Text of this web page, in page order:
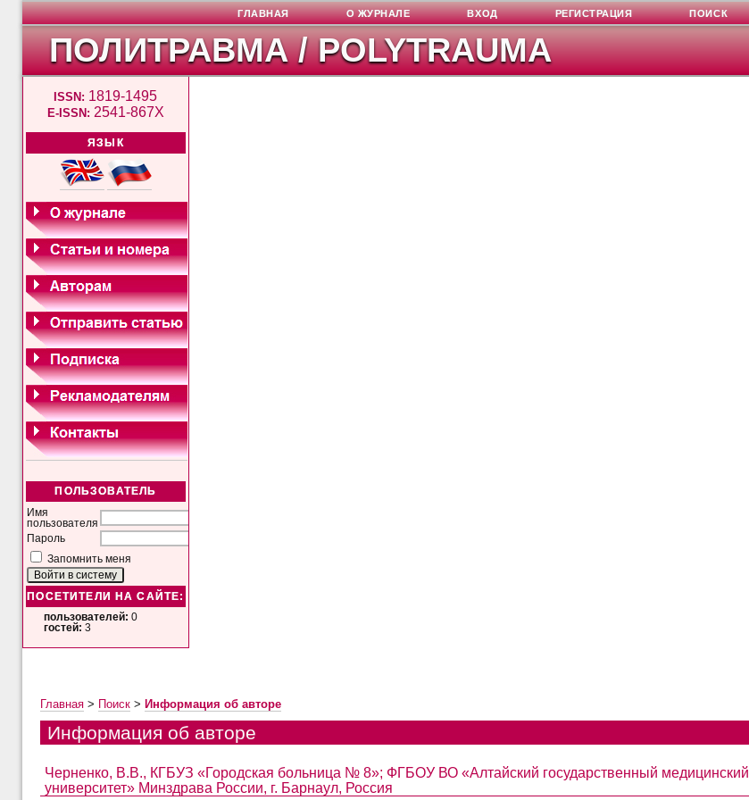
ПОЛИТРАВМА / POLYTRAUMA
ISSN: 1819-1495
E-ISSN: 2541-867X
ЯЗЫК
ПОЛЬЗОВАТЕЛЬ
Имя
пользователя
Пароль
Запомнить меня
ПОСЕТИТЕЛИ НА САЙТЕ:
пользователей: 0
гостей: 3
ГЛАВНАЯ О ЖУРНАЛЕ ВХОД РЕГИСТРАЦИЯ ПОИСК
Главная> Поиск> Информация об авторе
Информация об авторе
Черненко, В.В., КГБУЗ «Городская больница № 8»; ФГБОУ ВО «Алтайский государственный медицинский
университет» Минздрава России, г. Барнаул, Россия